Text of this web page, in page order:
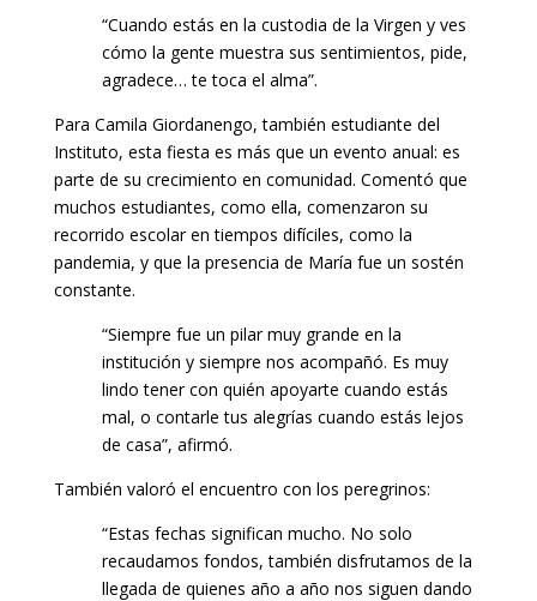
“Cuando estás en la custodia de la Virgen y ves
cómo la gente muestra sus sentimientos, pide,
agradece… te toca el alma”.
Para Camila Giordanengo, también estudiante del
Instituto, esta fiesta es más que un evento anual: es
parte de su crecimiento en comunidad. Comentó que
muchos estudiantes, como ella, comenzaron su
recorrido escolar en tiempos difíciles, como la
pandemia, y que la presencia de María fue un sostén
constante.
“Siempre fue un pilar muy grande en la
institución y siempre nos acompañó. Es muy
lindo tener con quién apoyarte cuando estás
mal, o contarle tus alegrías cuando estás lejos
de casa”, afirmó.
También valoró el encuentro con los peregrinos:
“Estas fechas significan mucho. No solo
recaudamos fondos, también disfrutamos de la
llegada de quienes año a año nos siguen dando